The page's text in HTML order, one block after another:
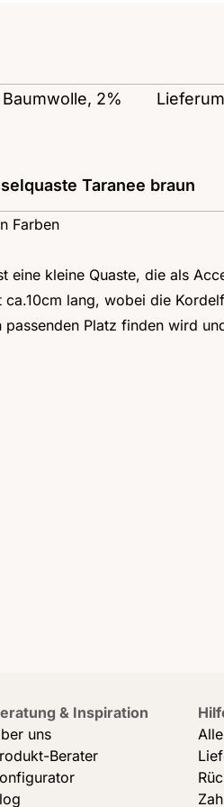
2%
Taranee braun
Farben
eine kleine Quaste, die als
lang, wobei die
passenden Platz finden wird
& Inspiration
uns
Berater